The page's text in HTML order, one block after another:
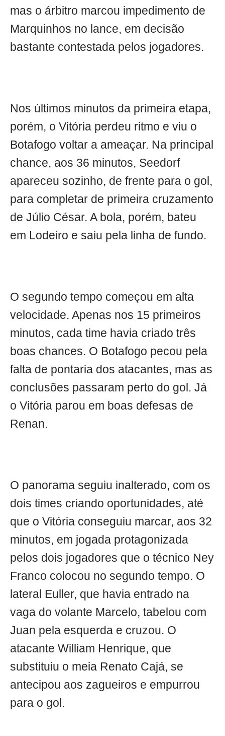
mas o árbitro marcou impedimento de
Marquinhos no lance, em decisão
bastante contestada pelos jogadores.
Nos últimos minutos da primeira etapa,
porém, o Vitória perdeu ritmo e viu o
Botafogo voltar a ameaçar. Na principal
chance, aos 36 minutos, Seedorf
apareceu sozinho, de frente para o gol,
para completar de primeira cruzamento
de Júlio César. A bola, porém, bateu
em Lodeiro e saiu pela linha de fundo.
O segundo tempo começou em alta
velocidade. Apenas nos 15 primeiros
minutos, cada time havia criado três
boas chances. O Botafogo pecou pela
falta de pontaria dos atacantes, mas as
conclusões passaram perto do gol. Já
o Vitória parou em boas defesas de
Renan.
O panorama seguiu inalterado, com os
dois times criando oportunidades, até
que o Vitória conseguiu marcar, aos 32
minutos, em jogada protagonizada
pelos dois jogadores que o técnico Ney
Franco colocou no segundo tempo. O
lateral Euller, que havia entrado na
vaga do volante Marcelo, tabelou com
Juan pela esquerda e cruzou. O
atacante William Henrique, que
substituiu o meia Renato Cajá, se
antecipou aos zagueiros e empurrou
para o gol.